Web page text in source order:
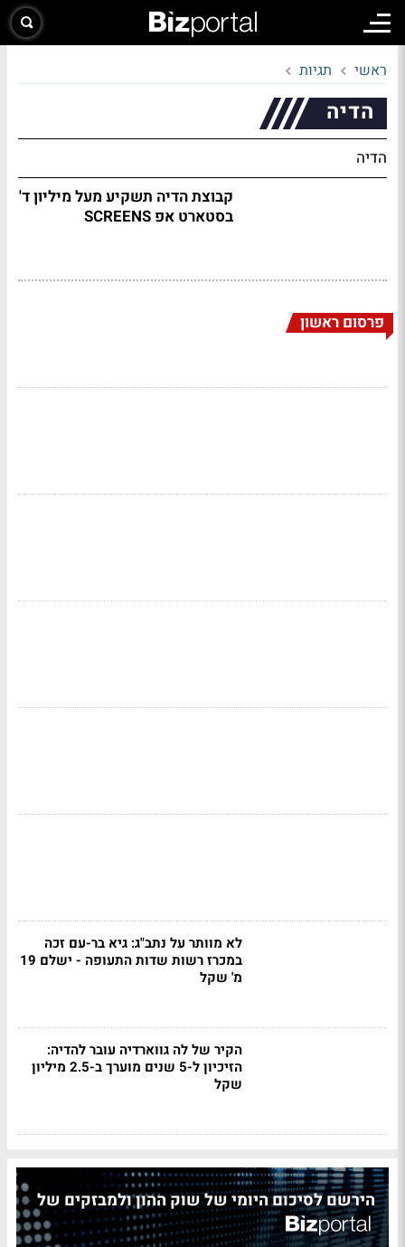
ראשי תגיות
הדיה
הדיה
קבוצת הדיה תשקיע מעל מיליון ד'
בסטארט אפ SCREENS
פרסום ראשון
לא מוותר על נתב"ג: גיא בר-עם זכה
במכרז רשות שדות התעופה - ישלם 19
מ' שקל
הקיר של לה גווארדיה עובר להדיה:
הזיכיון ל-5 שנים מוערך ב-2.5 מיליון
שקל
הירשם לסיכום היומי של שוק ההון ולמבזקים של